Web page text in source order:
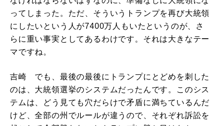
ってしまった。ただ、そういうトランプを再び大統領
にしたいという人が7400万人もいたというのが、さ
らに重い事実としてあるわけです。それは大きなテー
マですね。
吉崎 でも、最後の最後にトランプにとどめを刺した
のは、大統領選挙のシステムだったんです。このシス
テムは、どう見ても穴だらけで矛盾に満ちているんだ
けど、全部の州でルールが違うので、それぞれ訴訟を